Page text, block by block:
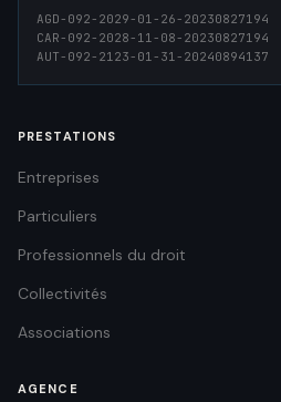
AGD-092-2029-01-26-20230827194
CAR-092-2028-11-08-20230827194
AUT-092-2123-01-31-20240894137
PRESTATIONS
Entreprises
Particuliers
Professionnels du droit
Collectivités
Associations
AGENCE